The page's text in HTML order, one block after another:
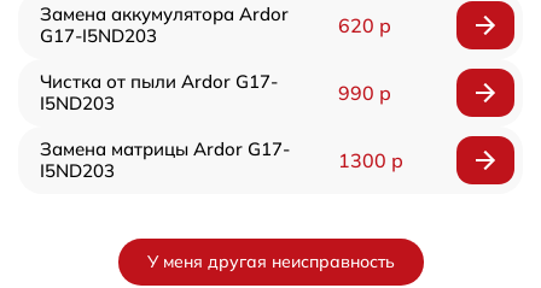
Замена аккумулятора Ardor
G17-I5ND203
620 р
Чистка от пыли Ardor G17-
I5ND203
990 р
Замена матрицы Ardor G17-
I5ND203
1300 р
У меня другая неисправность